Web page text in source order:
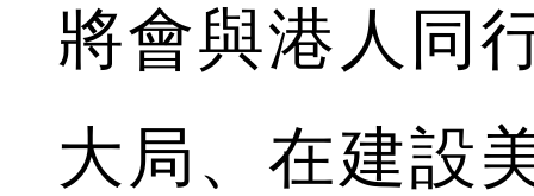
將會與港人同
大局、在建設